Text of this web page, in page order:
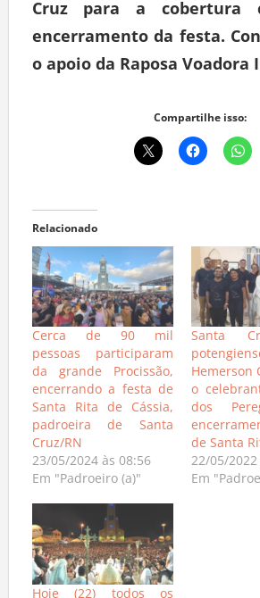
Cruz para a cobertura
encerramento da festa.
o apoio da Raposa Voadora
Compartilhe isso:
Relacionado
Cerca de 90 mil
pessoas participaram
da grande Procissão,
encerrando a festa de
Santa Rita de Cássia,
padroeira de Santa
Cruz/RN
23/05/2024 às 08:56
Em "Padroeiro (a)"
Santa
Hemerson
o
dos
de Santa
22/05/
Em